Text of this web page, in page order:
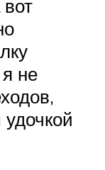
не